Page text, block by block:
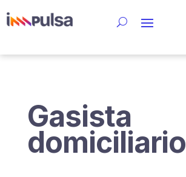
Gasista
domiciliario